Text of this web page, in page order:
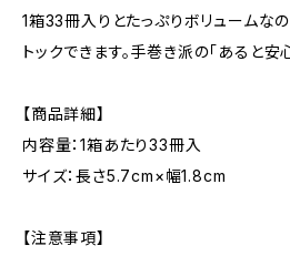
1箱33冊入りとたっぷりボリュームな
トックできます。手巻き派の「あると安
【商品詳細】
内容量：1箱あたり33冊入
サイズ：長さ5.7cm×幅1.8cm
【注意事項】